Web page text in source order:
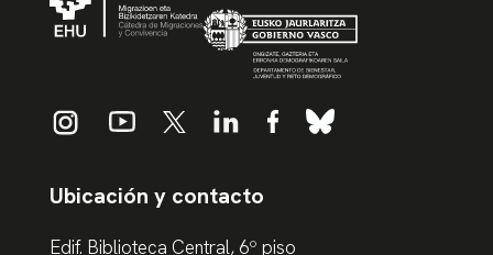
Ubicación y contacto
Edif. Biblioteca Central, 6º piso